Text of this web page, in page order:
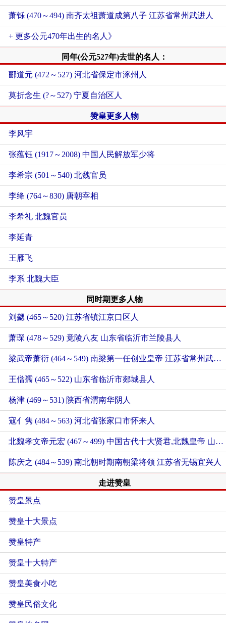
萧铄 (470～494) 南齐太祖萧道成第八子 江苏省常州武进人
+ 更多公元470年出生的名人》
同年(公元527年)去世的名人：
郦道元 (472～527) 河北省保定市涿州人
莫折念生 (?～527) 宁夏自治区人
赞皇更多人物
李风宇
张蕴钰 (1917～2008) 中国人民解放军少将
李希宗 (501～540) 北魏官员
李绛 (764～830) 唐朝宰相
李希礼 北魏官员
李延青
王雁飞
李系 北魏大臣
同时期更多人物
刘勰 (465～520) 江苏省镇江京口区人
萧琛 (478～529) 竟陵八友 山东省临沂市兰陵县人
梁武帝萧衍 (464～549) 南梁第一任创业皇帝 江苏省常州武进人
王僧孺 (465～522) 山东省临沂市郯城县人
杨津 (469～531) 陕西省渭南华阴人
寇亻隽 (484～563) 河北省张家口市怀来人
北魏孝文帝元宏 (467～499) 中国古代十大贤君,北魏皇帝 山西省大同市云州区人
陈庆之 (484～539) 南北朝时期南朝梁将领 江苏省无锡宜兴人
走进赞皇
赞皇景点
赞皇十大景点
赞皇特产
赞皇十大特产
赞皇美食小吃
赞皇民俗文化